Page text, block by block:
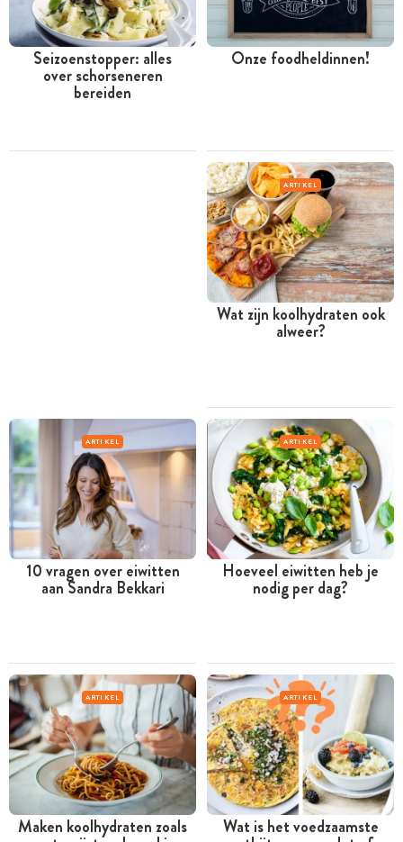
Seizoenstopper: alles
over schorseneren
bereiden
Onze foodheldinnen!
ARTIKEL
Wat zijn koolhydraten ook
alweer?
ARTIKEL
10 vragen over eiwitten
aan Sandra Bekkari
ARTIKEL
Hoeveel eiwitten heb je
nodig per dag?
ARTIKEL
Maken koolhydraten zoals
ARTIKEL
Wat is het voedzaamste